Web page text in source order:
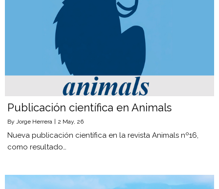
Publicación científica en Animals
By Jorge Herrera 2 May, 26
Nueva publicación científica en la revista Animals nº16,
como resultado…